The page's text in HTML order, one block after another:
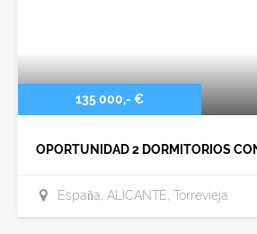
135 000,- €
OPORTUNIDAD 2 DORMITORIOS
España, ALICANTE, Torrevieja